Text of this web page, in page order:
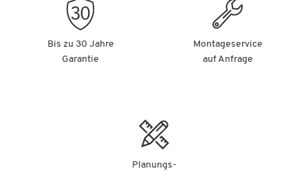
Bis zu 30 Jahre
Garantie
Montageservice
auf Anfrage
Planungs-